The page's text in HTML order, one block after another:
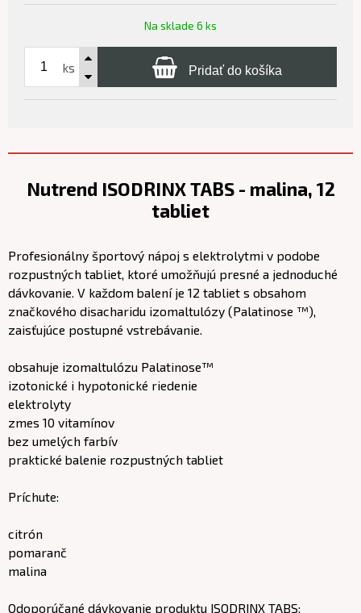
Na sklade 6 ks
ks Pridať do košíka
Nutrend ISODRINX TABS - malina, 12
tabliet
Profesionálny športový nápoj s elektrolytmi v podobe
rozpustných tabliet, ktoré umožňujú presné a jednoduché
dávkovanie. V každom balení je 12 tabliet s obsahom
značkového disacharidu izomaltulózy (Palatinose ™),
zaisťujúce postupné vstrebávanie.
obsahuje izomaltulózu Palatinose™
izotonické i hypotonické riedenie
elektrolyty
zmes 10 vitamínov
bez umelých farbív
praktické balenie rozpustných tabliet
Príchute:
citrón
pomaranč
malina
Odoporúčané dávkovanie produktu ISODRINX TABS: